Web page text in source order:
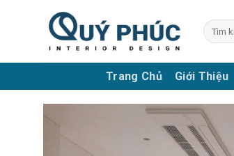
Tìm
kiếm:
Trang Chủ Giới Thiệu